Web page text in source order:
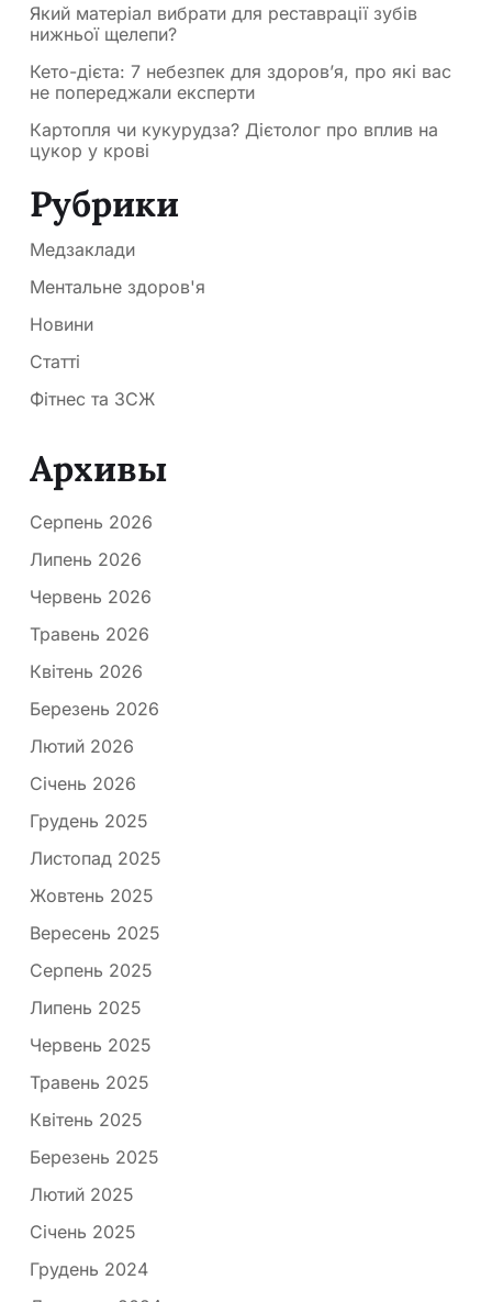
Який матеріал вибрати для реставрації зубів
нижньої щелепи?
Кето-дієта: 7 небезпек для здоров’я, про які вас
не попереджали експерти
Картопля чи кукурудза? Дієтолог про вплив на
цукор у крові
Рубрики
Медзаклади
Ментальне здоров'я
Новини
Статті
Фітнес та ЗСЖ
Архивы
Серпень 2026
Липень 2026
Червень 2026
Травень 2026
Квітень 2026
Березень 2026
Лютий 2026
Січень 2026
Грудень 2025
Листопад 2025
Жовтень 2025
Вересень 2025
Серпень 2025
Липень 2025
Червень 2025
Травень 2025
Квітень 2025
Березень 2025
Лютий 2025
Січень 2025
Грудень 2024